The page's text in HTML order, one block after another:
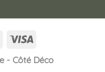
MasterCard
Visa
- Côté Déco